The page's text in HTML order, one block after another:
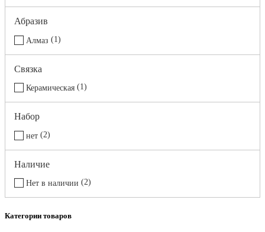
Абразив
Алмаз 1
Связка
Керамическая 1
Набор
нет 2
Наличие
Нет в наличии 2
Категории товаров